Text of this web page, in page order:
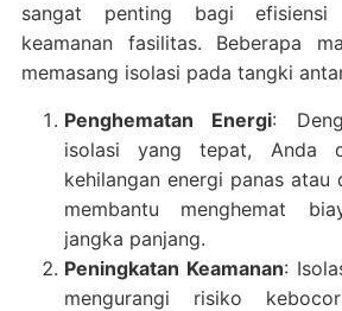
sangat penting bagi efisiensi
keamanan fasilitas. Beberapa
memasang isolasi pada tangki
Penghematan Energi:
isolasi yang tepat, Anda
kehilangan energi panas atau
membantu menghemat
jangka panjang.
Peningkatan Keamanan:
mengurangi risiko